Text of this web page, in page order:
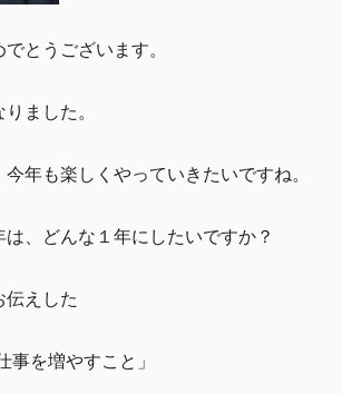
とうございます。
ました。
年も楽しくやっていきたいですね。
は、どんな１年にしたいですか？
伝えした
事を増やすこと」